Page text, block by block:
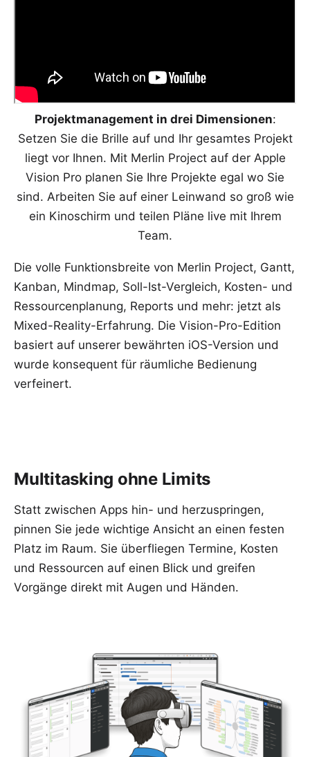
Projektmanagement in drei Dimensionen:
Setzen Sie die Brille auf und Ihr gesamtes Projekt
liegt vor Ihnen. Mit Merlin Project auf der Apple
Vision Pro planen Sie Ihre Projekte egal wo Sie
sind. Arbeiten Sie auf einer Leinwand so groß wie
ein Kino­schirm und teilen Pläne live mit Ihrem
Team.
Die volle Funktionsbreite von Merlin Project, Gantt,
Kanban, Mindmap, Soll-Ist-Vergleich, Kosten- und
Ressourcenplanung, Reports und mehr: jetzt als
Mixed-Reality-Erfahrung. Die Vision-Pro-Edition
basiert auf unserer bewährten iOS-Version und
wurde konsequent für räumliche Bedienung
verfeinert.
Multitasking ohne Limits
Statt zwischen Apps hin- und herzuspringen,
pinnen Sie jede wichtige Ansicht an einen festen
Platz im Raum. Sie überfliegen Termine, Kosten
und Ressourcen auf einen Blick und greifen
Vorgänge direkt mit Augen und Händen.